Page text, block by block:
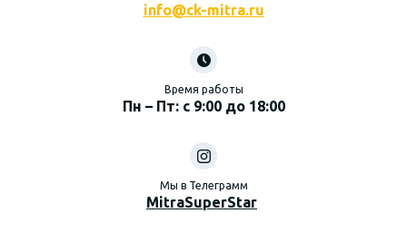
info@ck-mitra.ru
Время работы
Пн – Пт: с 9:00 до 18:00
Мы в Телеграмм
MitraSuperStar